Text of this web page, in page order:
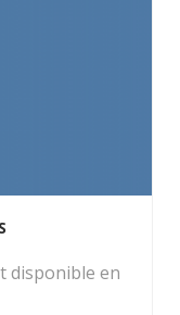
disponible en